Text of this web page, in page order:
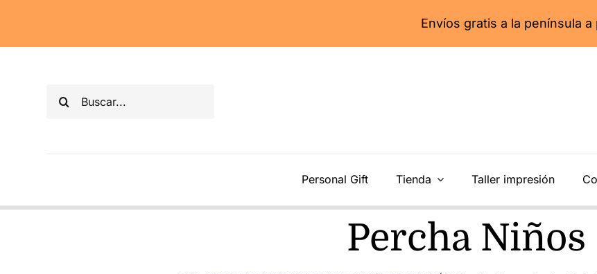
Envíos gratis a la península a partir de
Buscar:
Personal Gift Tienda Taller impresión
Percha Niños